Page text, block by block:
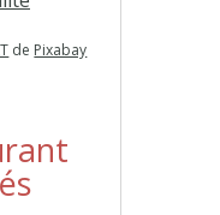
de Pixabay